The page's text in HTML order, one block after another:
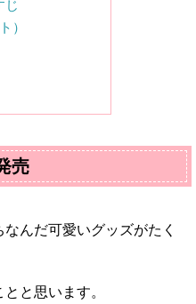
じ
）
売
んだ可愛いグッズがたく
と思います。